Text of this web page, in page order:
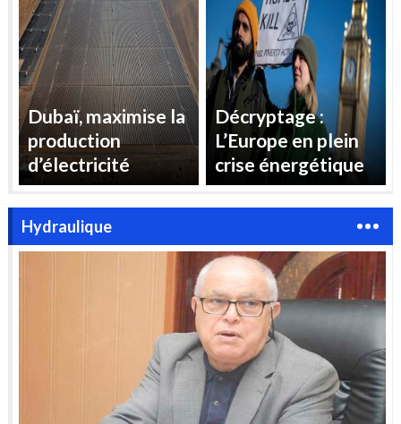
Dubaï, maximise la
production
d’électricité
Décryptage :
L’Europe en plein
crise énergétique
Hydraulique